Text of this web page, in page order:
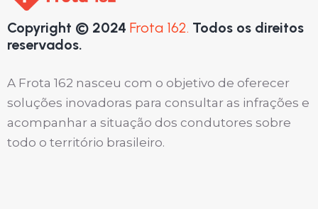
Copyright © 2024 Frota 162. Todos os direitos
reservados.
A Frota 162 nasceu com o objetivo de oferecer
soluções inovadoras para consultar as infrações e
acompanhar a situação dos condutores sobre
todo o território brasileiro.